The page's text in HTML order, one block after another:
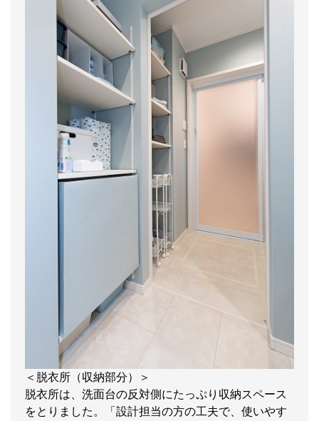
＜脱衣所（収納部分）＞
脱衣所は、洗面台の反対側にたっぷり収納スペース
をとりました。「設計担当の方の工夫で、使いやす